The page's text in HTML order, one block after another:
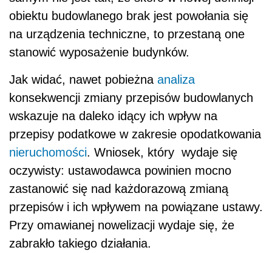
obiektu budowlanego brak jest powołania się
na urządzenia techniczne, to przestaną one
stanowić wyposażenie budynków.
Jak widać, nawet pobieżna analiza
konsekwencji zmiany przepisów budowlanych
wskazuje na daleko idący ich wpływ na
przepisy podatkowe w zakresie opodatkowania
nieruchomości. Wniosek, który wydaje się
oczywisty: ustawodawca powinien mocno
zastanowić się nad każdorazową zmianą
przepisów i ich wpływem na powiązane ustawy.
Przy omawianej nowelizacji wydaje się, że
zabrakło takiego działania.